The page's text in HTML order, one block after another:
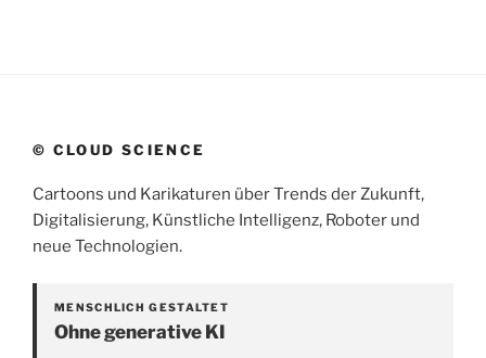
© CLOUD SCIENCE
Cartoons und Karikaturen über Trends der Zukunft,
Digitalisierung, Künstliche Intelligenz, Roboter und
neue Technologien.
MENSCHLICH GESTALTET
Ohne generative KI